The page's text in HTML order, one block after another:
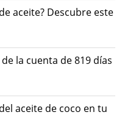
aceite? Descubre este
la cuenta de 819 días
aceite de coco en tu